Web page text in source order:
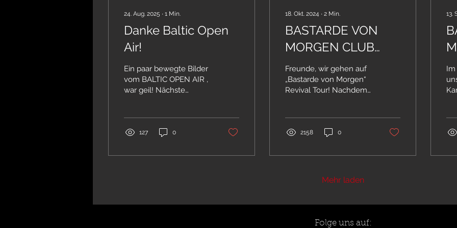
24. Aug. 2025 ∙ 1 Min.
Danke Baltic Open
Air!
Ein paar bewegte Bilder
vom BALTIC OPEN AIR ,
war geil! Nächste
127 0
18. Okt. 2024 ∙ 2 Min.
BASTARDE VON
MORGEN CLUB
TOUR 2025
Freunde, wir gehen auf
„Bastarde von Morgen“
Revival Tour! Nachdem
2158 0
13.
Mehr laden
Folge uns auf: